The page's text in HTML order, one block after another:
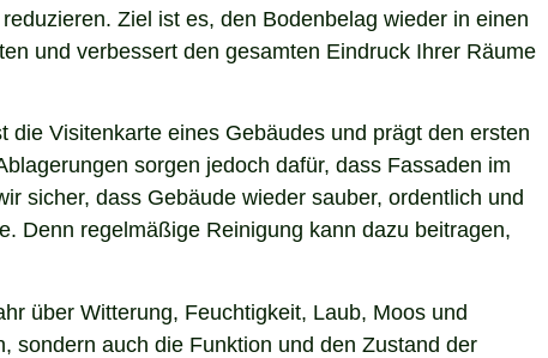
Ziel ist es, den Bodenbelag wieder in einen
und verbessert den gesamten Eindruck Ihrer Räume
Visitenkarte eines Gebäudes und prägt den ersten
sorgen jedoch dafür, dass Fassaden im
sicher, dass Gebäude wieder sauber, ordentlich und
Denn regelmäßige Reinigung kann dazu beitragen,
über Witterung, Feuchtigkeit, Laub, Moos und
sondern auch die Funktion und den Zustand der